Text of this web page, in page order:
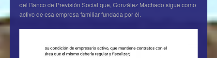
del Banco de Previsión Social que, González Machado sigue como
activo de esa empresa familiar fundada por él.